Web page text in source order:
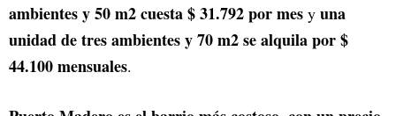
ambientes y 50 m2 cuesta $ 31.792 por mes y una
unidad de tres ambientes y 70 m2 se alquila por $
44.100 mensuales.